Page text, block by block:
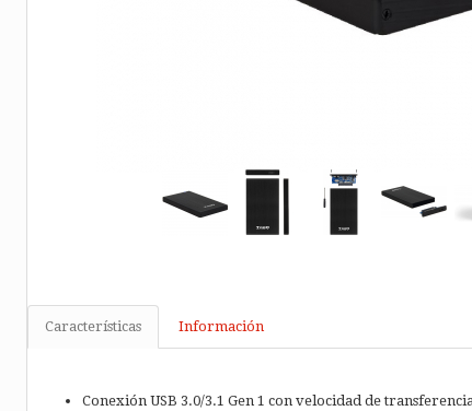
Características Información
Conexión USB 3.0/3.1 Gen 1 con velocidad de